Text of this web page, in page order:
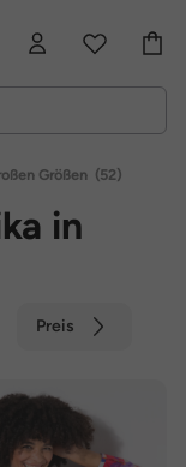
Größen (52)
in
Preis